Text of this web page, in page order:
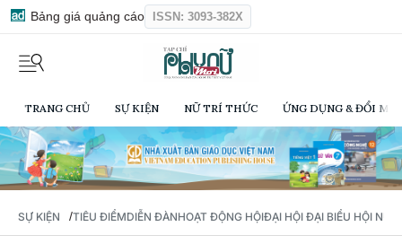
Bảng giá quảng cáo ISSN: 3093-382X
TRANG CHỦ SỰ KIỆN NỮ TRÍ THỨC ỨNG DỤNG & ĐỔI
SỰ KIỆN / TIÊU ĐIỂMDIỄN ĐÀNHOẠT ĐỘNG HỘIĐẠI HỘI ĐẠI BIỂU HỘI NỮ